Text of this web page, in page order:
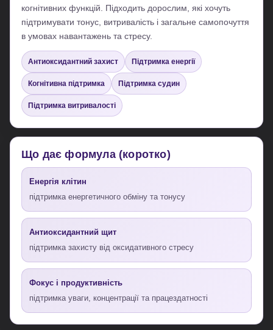
когнітивних функцій. Підходить дорослим, які хочуть
підтримувати тонус, витривалість і загальне самопочуття
в умовах навантажень та стресу.
Антиоксидантний захист Підтримка енергії
Когнітивна підтримка Підтримка судин
Підтримка витривалості
Що дає формула (коротко)
Енергія клітин
підтримка енергетичного обміну та тонусу
Антиоксидантний щит
підтримка захисту від оксидативного стресу
Фокус і продуктивність
підтримка уваги, концентрації та працездатності